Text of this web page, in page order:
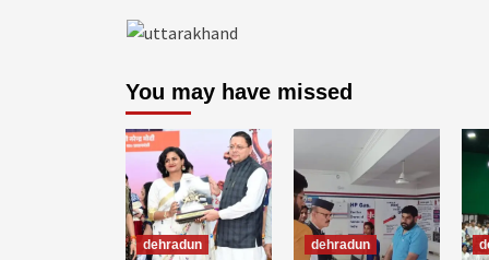
You may have missed
dehradun
dehradun